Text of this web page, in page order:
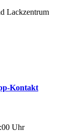
Lackzentrum
Kontakt
Uhr